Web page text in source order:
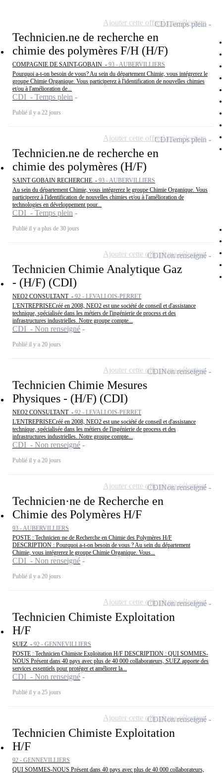
Technicien.ne de recherche en
chimie des polymères F/H (H/F)
COMPAGNIE DE SAINT-GOBAIN - 93 - AUBERVILLIERS
Pourquoi a-t-on besoin de vous? Au sein du département Chimie, vous intégrerez le
groupe Chimie Organique. Vous participerez à l'identification de nouvelles chimies
et/ou à l'amélioration de...
CDI - Temps plein
Publié il y a 22 jours
CDITemps plein
Ajouter cette offre à ma sélection
Technicien.ne de recherche en
chimie des polymères (H/F)
SAINT GOBAIN RECHERCHE - 93 - AUBERVILLIERS
Au sein du département Chimie, vous intégrerez le groupe Chimie Organique. Vous
participerez à l'identification de nouvelles chimies et/ou à l'amélioration de
technologies en développement pour...
CDI - Temps plein
Publié il y a plus de 30 jours
CDITemps plein
Ajouter cette offre à ma sélection
Technicien Chimie Analytique Gaz
- (H/F) (CDI)
NEO2 CONSULTANT - 92 - LEVALLOIS-PERRET
L'ENTREPRISECréé en 2008, NEO2 est une société de conseil et d'assistance
technique, spécialisée dans les métiers de l'ingénierie de process et des
infrastructures industrielles. Notre groupe compte...
CDI - Non renseigné
Publié il y a 20 jours
CDINon renseigné
Ajouter cette offre à ma sélection
Technicien Chimie Mesures
Physiques - (H/F) (CDI)
NEO2 CONSULTANT - 92 - LEVALLOIS-PERRET
L'ENTREPRISECréé en 2008, NEO2 est une société de conseil et d'assistance
technique, spécialisée dans les métiers de l'ingénierie de process et des
infrastructures industrielles. Notre groupe compte...
CDI - Non renseigné
Publié il y a 20 jours
CDINon renseigné
Ajouter cette offre à ma sélection
Technicien·ne de Recherche en
Chimie des Polymères H/F
93 - AUBERVILLIERS
POSTE : Technicien·ne de Recherche en Chimie des Polymères H/F
DESCRIPTION : Pourquoi a-t-on besoin de vous ? Au sein du département
Chimie, vous intégrerez le groupe Chimie Organique. Vous...
CDI - Non renseigné
Publié il y a 20 jours
CDINon renseigné
Ajouter cette offre à ma sélection
Technicien Chimiste Exploitation
H/F
SUEZ - 92 - GENNEVILLIERS
POSTE : Technicien Chimiste Exploitation H/F DESCRIPTION : QUI SOMMES-
NOUS Présent dans 40 pays avec plus de 40 000 collaborateurs, SUEZ apporte des
services essentiels pour protéger et améliorer la...
CDI - Non renseigné
Publié il y a 25 jours
CDINon renseigné
Ajouter cette offre à ma sélection
Technicien Chimiste Exploitation
H/F
92 - GENNEVILLIERS
QUI SOMMES-NOUS Présent dans 40 pays avec plus de 40 000 collaborateurs,
CDINon renseigné
Ajouter cette offre à ma sélection